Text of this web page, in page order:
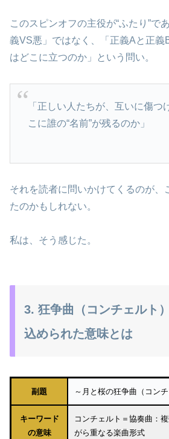
このスピンオフの主役が“ふたり”で
義VS悪」ではなく、「正義Aと正義
はどこに立つのか」という問い。
「正しい人たちが、互いに傷
こに誰の“名前”が残るのか」
それを読者に問いかけてくるのが、
たのかもしれない。
私は、そう感じた。
3. 狂争曲（コンチェルト
込められた意味とは
副題 ～月と桜の狂争曲（コン
キーワード
の意味
コンチェルト＝協奏曲：
がら重なる楽曲形式